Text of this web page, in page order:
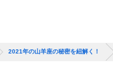
2021年の山羊座の秘密を紐解く！